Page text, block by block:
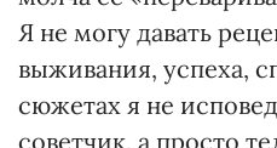
Я не могу давать
выживания, успеха,
сюжетах я не
советчик, а просто